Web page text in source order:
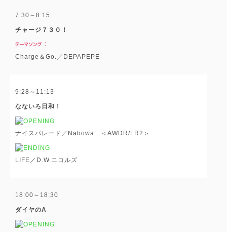
7:30～8:15
チャージ７３０！
Charge＆Go.／DEPAPEPE
9:28～11:13
なないろ日和！
ナイスパレード／Nabowa ＜AWDR/LR2＞
LIFE／D.W.ニコルズ
18:00～18:30
ダイヤのA